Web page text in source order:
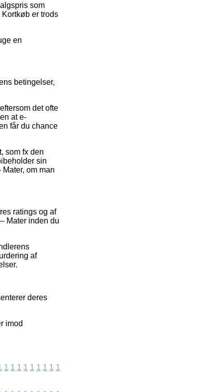
som
er trods
en
betingelser,
det ofte
at e-
får du chance
som fx den
sin
om man
ratings og af
Mater inden du
af
deres
imod
1 1 1 1 1 1 1 1 1